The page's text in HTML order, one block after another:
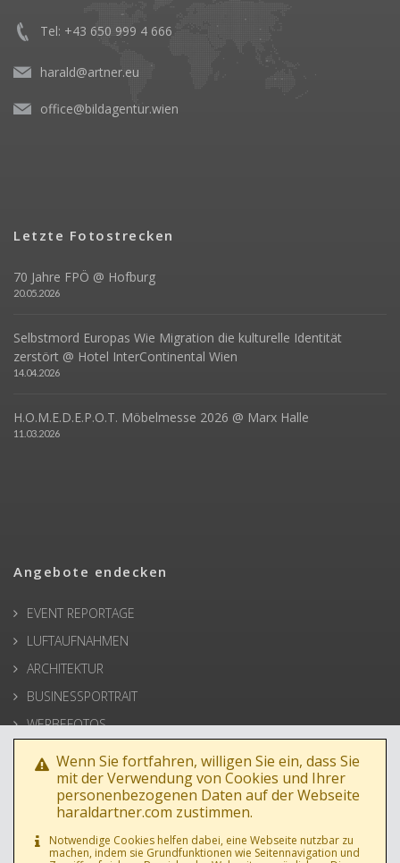
Tel: +43 650 999 4 666
harald@artner.eu
office@bildagentur.wien
Letzte Fotostrecken
70 Jahre FPÖ @ Hofburg
20.05.2026
Selbstmord Europas Wie Migration die kulturelle Identität
zerstört @ Hotel InterContinental Wien
14.04.2026
H.O.M.E.D.E.P.O.T. Möbelmesse 2026 @ Marx Halle
11.03.2026
Angebote endecken
EVENT REPORTAGE
LUFTAUFNAHMEN
ARCHITEKTUR
BUSINESSPORTRAIT
WERBEFOTOS
HOCHZEIT
PRESSE
Wenn Sie fortfahren, willigen Sie ein, dass Sie
mit der Verwendung von Cookies und Ihrer
personenbezogenen Daten auf der Webseite
haraldartner.com zustimmen.
Notwendige Cookies helfen dabei, eine Webseite nutzbar zu
machen, indem sie Grundfunktionen wie Seitennavigation und